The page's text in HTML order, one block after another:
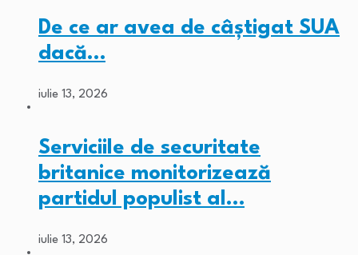
De ce ar avea de câștigat SUA
dacă…
iulie 13, 2026
Serviciile de securitate
britanice monitorizează
partidul populist al…
iulie 13, 2026